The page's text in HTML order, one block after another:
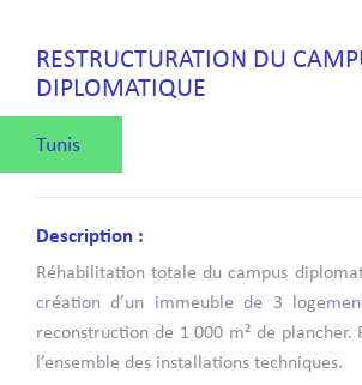
RESTRUCTURATION DU
DIPLOMATIQUE
Tunis
Description :
Réhabilitation totale du campus
création d’un immeuble de 3
reconstruction de 1 000 m² de plancher.
l’ensemble des installations techniques.